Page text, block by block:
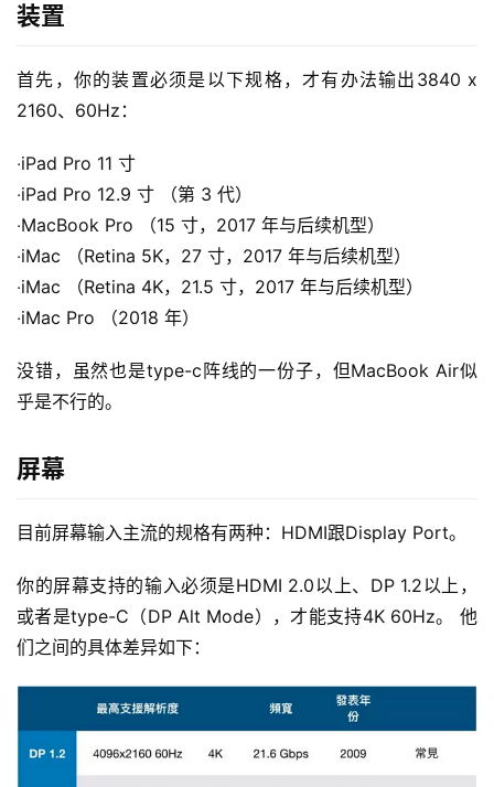
装置
首先，你的装置必须是以下规格，才有办法输出3840 x
2160、60Hz：
‧iPad Pro 11 寸
‧iPad Pro 12.9 寸 （第 3 代）
‧MacBook Pro （15 寸，2017 年与后续机型）
‧iMac （Retina 5K，27 寸，2017 年与后续机型）
‧iMac （Retina 4K，21.5 寸，2017 年与后续机型）
‧iMac Pro （2018 年）
没错，虽然也是type-c阵线的一份子，但MacBook Air似
乎是不行的。
屏幕
目前屏幕输入主流的规格有两种：HDMI跟Display Port。
你的屏幕支持的输入必须是HDMI 2.0以上、DP 1.2以上，
或者是type-C（DP Alt Mode），才能支持4K 60Hz。 他
们之间的具体差异如下：